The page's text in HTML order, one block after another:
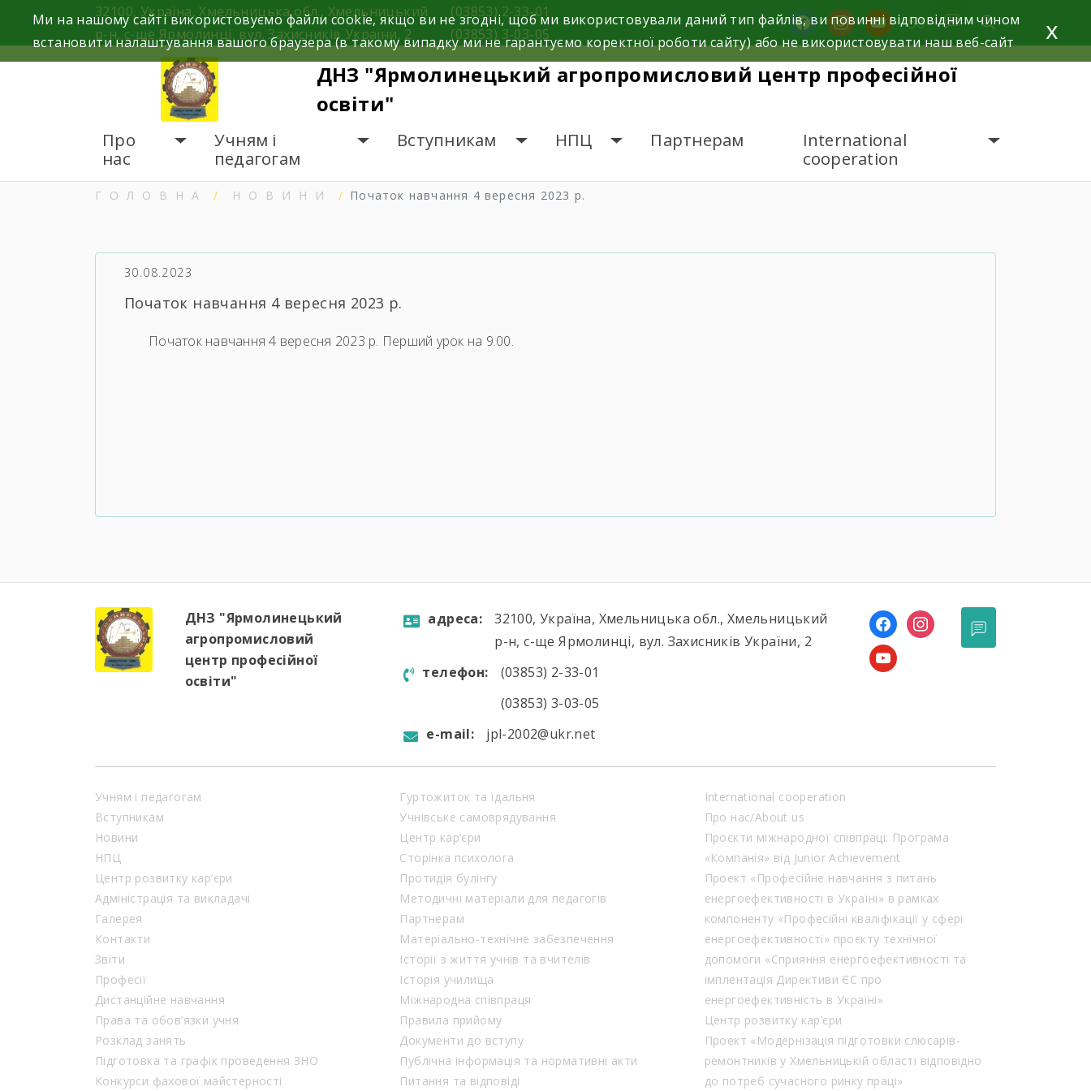
32100, Україна, Хмельницька обл., Хмельницький
р-н, с-ще Ярмолинці, вул. Захисників України, 2
(03853) 2-33-01
(03853) 3-03-05
facebookinstagramyoutube
ДНЗ "Ярмолинецький агропромисловий центр професійної
освіти"
Про
нас
Учням і
педагогам
Вступникам НПЦ Партнерам
International
cooperation
ГОЛОВНА НОВИНИ Початок навчання 4 вересня 2023 р.
30.08.2023
Початок навчання 4 вересня 2023 р.
Початок навчання 4 вересня 2023 р. Перший урок на 9.00.
Ми на нашому сайті використовуємо файли cookie, якщо ви не згодні, щоб ми використовували даний тип файлів, ви повинні відповідним чином
встановити налаштування вашого браузера (в такому випадку ми не гарантуємо коректної роботи сайту) або не використовувати наш веб-сайт
x
ДНЗ "Ярмолинецький
агропромисловий
центр професійної
освіти"
aдресa:
32100, Україна, Хмельницька обл., Хмельницький
р-н, с-ще Ярмолинці, вул. Захисників України, 2
телефон:
(03853) 2-33-01
(03853) 3-03-05
e-mail:
jpl-2002@ukr.net
facebookinstagram
youtube
Учням і педагогам
Вступникам
Новини
НПЦ
Центр розвитку кар’єри
Адміністрація та викладачі
Галерея
Контакти
Звіти
Професії
Дистанційне навчання
Права та обов’язки учня
Розклад занять
Підготовка та графік проведення ЗНО
Конкурси фахової майстерності
Гуртожиток та їдальня
Учнівське самоврядування
Центр кар’єри
Сторінка психолога
Протидія булінгу
Методичні матеріали для педагогів
Партнерам
Матеріально-технічне забезпечення
Історії з життя учнів та вчителів
Історія училища
Міжнародна співпраця
Правила прийому
Документи до вступу
Публічна інформація та нормативні акти
Питання та відповіді
International cooperation
Про нас/About us
Проєкти міжнародної співпраці: Програма
«Компанія» від Junior Achievement
Проект «Професійне навчання з питань
енергоефективності в Україні» в рамках
компоненту «Професійні кваліфікації у сфері
енергоефективності» проєкту технічної
допомоги «Сприяння енергоефективності та
імплентація Директиви ЄС про
енергоефективність в Україні»
Центр розвитку кар’єри
Проект «Модернізація підготовки слюсарів-
ремонтників у Хмельницькій області відповідно
до потреб сучасного ринку праці»